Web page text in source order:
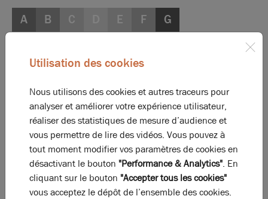
A B C E F G
Diagnostic de performance énergétique
B C D E F G
Indice d'émission de gaz à effet de serre
Diagnostic GES en cours
Utilisation des cookies
Nous utilisons des cookies et autres traceurs pour
analyser et améliorer votre expérience utilisateur,
réaliser des statistiques de mesure d’audience et
vous permettre de lire des vidéos. Vous pouvez à
tout moment modifier vos paramètres de cookies en
désactivant le bouton "Performance & Analytics". En
cliquant sur le bouton "Accepter tous les cookies"
vous acceptez le dépôt de l’ensemble des cookies.